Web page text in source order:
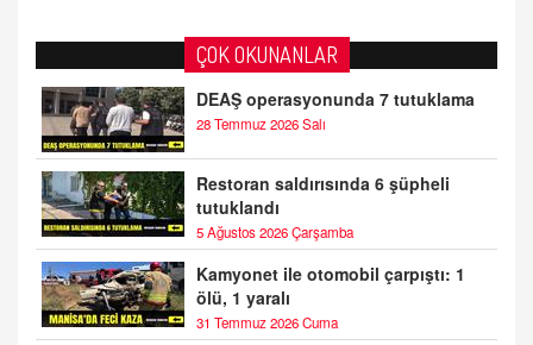
ÇOK OKUNANLAR
DEAŞ operasyonunda 7 tutuklama
28 Temmuz 2026 Salı
Restoran saldırısında 6 şüpheli
tutuklandı
5 Ağustos 2026 Çarşamba
Kamyonet ile otomobil çarpıştı: 1
ölü, 1 yaralı
31 Temmuz 2026 Cuma